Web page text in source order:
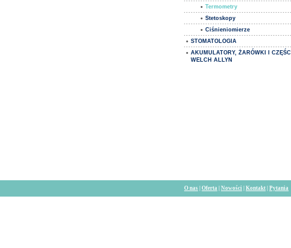
• Termometry
• Stetoskopy
• Ciśnieniomierze
• STOMATOLOGIA
• AKUMULATORY, ŻARÓWKI I CZĘŚCI
WELCH ALLYN
O nas Oferta Nowości Kontakt Pytania